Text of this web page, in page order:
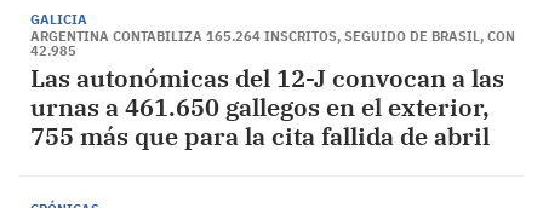
GALICIA
ARGENTINA CONTABILIZA 165.264 INSCRITOS, SEGUIDO DE BRASIL, CON
42.985
Las autonómicas del 12-J convocan a las
urnas a 461.650 gallegos en el exterior,
755 más que para la cita fallida de abril